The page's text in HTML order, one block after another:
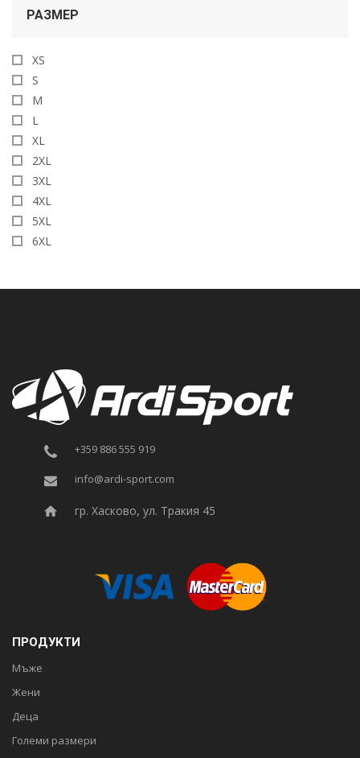
РАЗМЕР
XS
S
M
L
XL
2XL
3XL
4XL
5XL
6XL
+359 886 555 919
info@ardi-sport.com
гр. Хасково, ул. Тракия 45
ПРОДУКТИ
Мъже
Жени
Деца
Големи размери